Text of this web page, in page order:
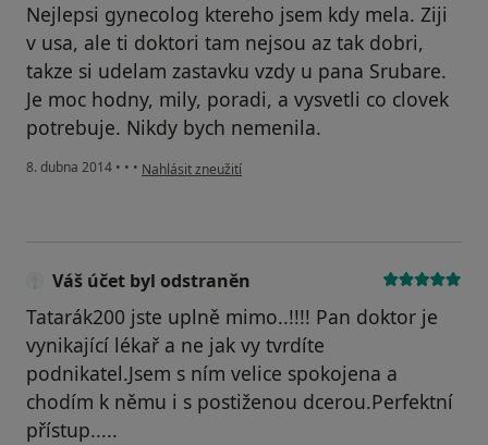
Nejlepsi gynecolog ktereho jsem kdy mela. Ziji
v usa, ale ti doktori tam nejsou az tak dobri,
takze si udelam zastavku vzdy u pana Srubare.
Je moc hodny, mily, poradi, a vysvetli co clovek
potrebuje. Nikdy bych nemenila.
8. dubna 2014 • • • podle názoru uživatele Váš účet byl odstraněn
Nahlásit zneužití
Váš účet byl odstraněn
Tatarák200 jste uplně mimo..!!!! Pan doktor je
vynikající lékař a ne jak vy tvrdíte
podnikatel.Jsem s ním velice spokojena a
chodím k němu i s postiženou dcerou.Perfektní
přístup.....